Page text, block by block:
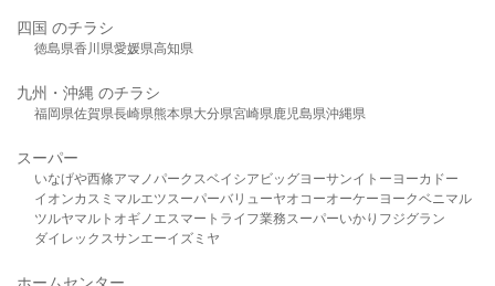
四国 のチラシ
徳島県香川県愛媛県高知県
九州・沖縄 のチラシ
福岡県佐賀県長崎県熊本県大分県宮崎県鹿児島県沖縄県
スーパー
いなげや西條アマノパークスベイシア ビッグヨーサンイトーヨーカドー
イオンカスミ マルエツスーパーバリューヤオコーオーケー ヨークベニマル
ツルヤマルト オギノ エスマート ライフ業務スーパーいかり フジグラン
ダイレックスサンエーイズミヤ